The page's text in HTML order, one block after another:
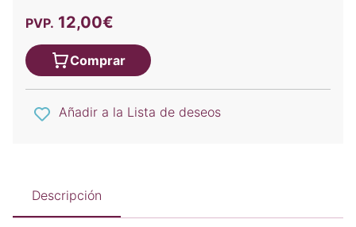
PVP. 12,00€
Comprar
Añadir a la Lista de deseos
Descripción